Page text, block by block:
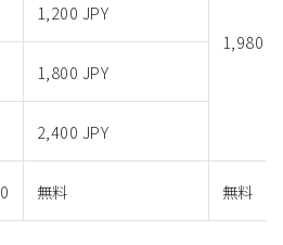
1,980
1,200 JPY
1,800 JPY
2,400 JPY
無料 無料